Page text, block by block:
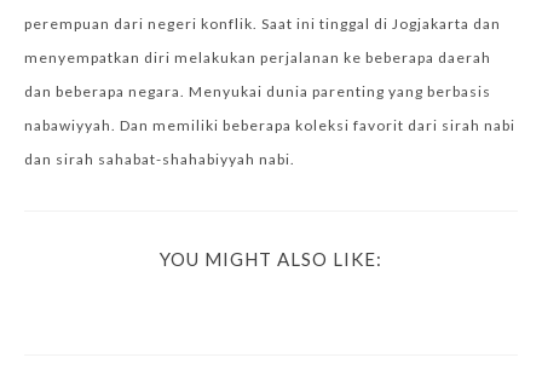
perempuan dari negeri konflik. Saat ini tinggal di Jogjakarta dan
menyempatkan diri melakukan perjalanan ke beberapa daerah
dan beberapa negara. Menyukai dunia parenting yang berbasis
nabawiyyah. Dan memiliki beberapa koleksi favorit dari sirah nabi
dan sirah sahabat-shahabiyyah nabi.
YOU MIGHT ALSO LIKE: